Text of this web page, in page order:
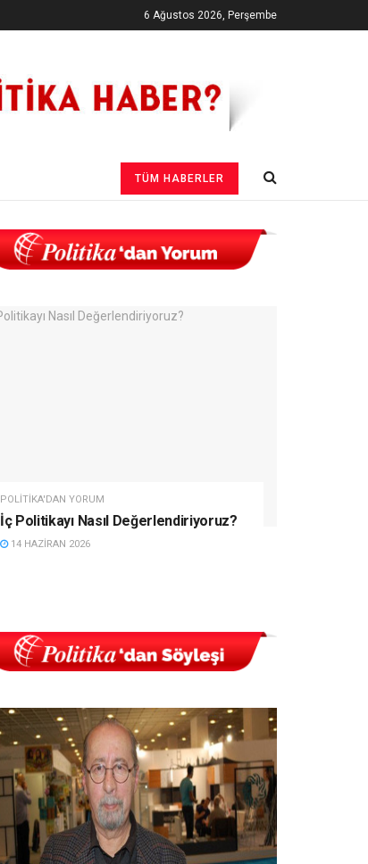
6 Ağustos 2026, Perşembe
TÜM HABERLER
POLITIKA'DAN YORUM
İç Politikayı Nasıl Değerlendiriyoruz?
14 HAZIRAN 2026